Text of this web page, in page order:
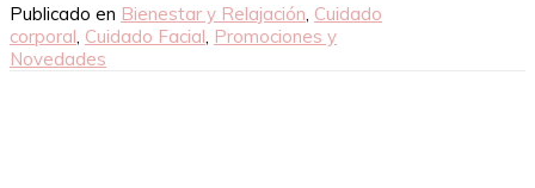
Publicado en Bienestar y Relajación, Cuidado
corporal, Cuidado Facial, Promociones y
Novedades